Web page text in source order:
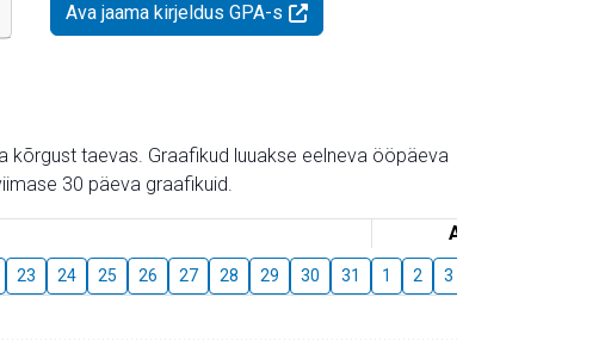
Ava jaama kirjeldus GPA-s
kõrgust taevas. Graafikud luuakse eelneva ööpäeva
30 päeva graafikuid.
August
23 24 25 26 27 28 29 30 31 1 2 3